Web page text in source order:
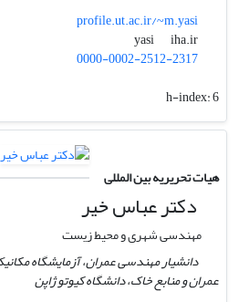
profile.ut.ac.ir/~m.yasi
yasi
iha.ir
0000-0002-2512-2317
h-index:6
هیات تحریریه بین المللی
دکتر عباس خیر
مهندسی شهری و محیط زیست
دانشیار مهندسی عمران، آزمایشگاه
عمران و منابع خاک، دانشگاه کیوتو ژاپن